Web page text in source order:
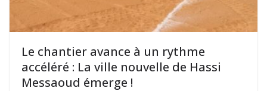
Le chantier avance à un rythme
accéléré : La ville nouvelle de Hassi
Messaoud émerge !